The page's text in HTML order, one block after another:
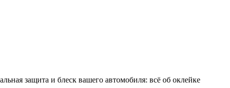
защита и блеск вашего автомобиля: всё об оклейке